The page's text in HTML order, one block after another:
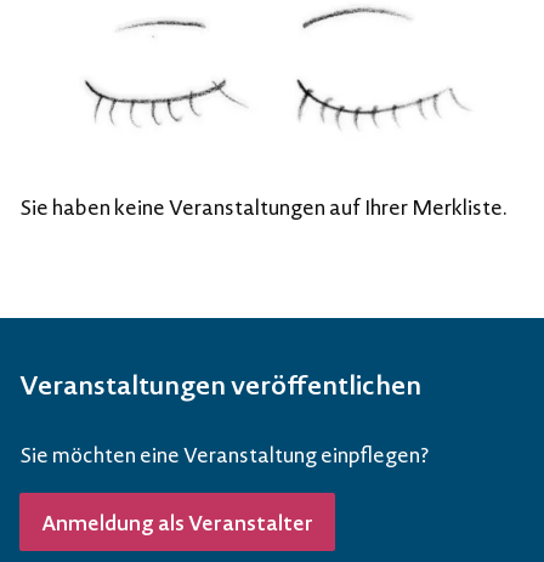
Sie haben keine Veranstaltungen auf Ihrer Merkliste.
Veranstaltungen veröffentlichen
Sie möchten eine Veranstaltung einpflegen?
Anmeldung als Veranstalter